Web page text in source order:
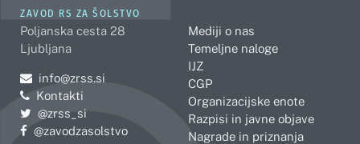
ZAVOD RS ZA ŠOLSTVO
Poljanska cesta 28
Ljubljana
Pošljite e-mail na
info@zrss.si
Kontakti
Pojdite na Twitter:
@zrss_si
Pojdite na Facebook:
@zavodzasolstvo
Mediji o nas
Temeljne naloge
IJZ
CGP
Organizacijske enote
Razpisi in javne objave
Nagrade in priznanja